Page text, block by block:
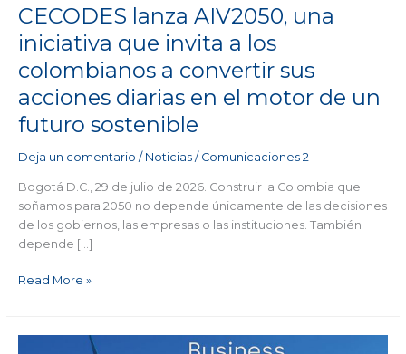
CECODES lanza AIV2050, una
iniciativa que invita a los
colombianos a convertir sus
acciones diarias en el motor de un
futuro sostenible
Deja un comentario / Noticias/ Comunicaciones 2
Bogotá D.C., 29 de julio de 2026. Construir la Colombia que
soñamos para 2050 no depende únicamente de las decisiones
de los gobiernos, las empresas o las instituciones. También
depende […]
a
los
colombianos
a
sus
acciones
en
motor
de
un
sostenible
Read More »